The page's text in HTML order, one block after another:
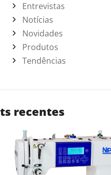
Entrevistas
Notícias
Novidades
Produtos
Tendências
recentes